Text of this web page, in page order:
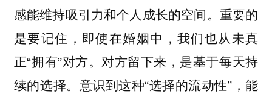
感能维持吸引力和个人成长的空间。重要的
是要记住，即使在婚姻中，我们也从未真
正“拥有”对方。对方留下来，是基于每天持
续的选择。意识到这种“选择的流动性”，能